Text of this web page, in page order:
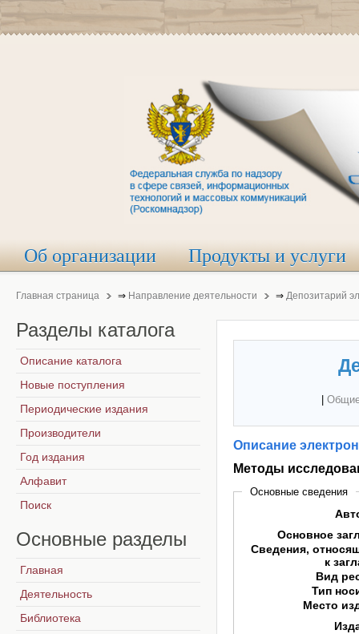
Об организации Продукты и услуги
Главная страница ⇒ Направление деятельности ⇒ Депозитарий
Описание
Методы
Основные сведения
Основное
Сведения,
к
Вид
Тип
Место
Разделы каталога
Описание каталога
Новые поступления
Периодические издания
Производители
Год издания
Алфавит
Поиск
Основные разделы
Главная
Деятельность
Библиотека